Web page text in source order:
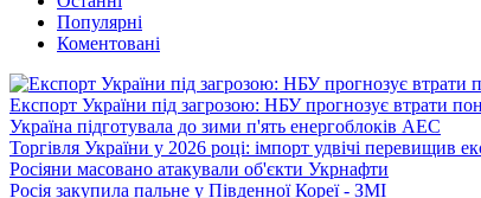
Популярні
Коментовані
Експорт України під загрозою: НБУ прогнозує втрати
Україна підготувала до зими п'ять енергоблоків АЕС
Торгівля України у 2026 році: імпорт удвічі перевищив
Росіяни масовано атакували об'єкти Укрнафти
Росія закупила пальне у Південної Кореї - ЗМІ